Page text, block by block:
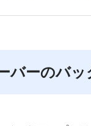
バーのバ